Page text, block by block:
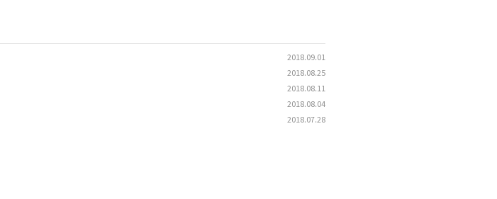
2018.09.01
2018.08.25
2018.08.11
2018.08.04
2018.07.28